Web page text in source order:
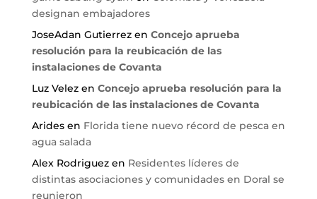
designan embajadores
JoseAdan Gutierrezen Concejo aprueba
resolución para la reubicación de las
instalaciones de Covanta
Luz Velezen Concejo aprueba resolución para la
reubicación de las instalaciones de Covanta
Aridesen Florida tiene nuevo récord de pesca en
agua salada
Alex Rodriguezen Residentes líderes de
distintas asociaciones y comunidades en Doral se
reunieron